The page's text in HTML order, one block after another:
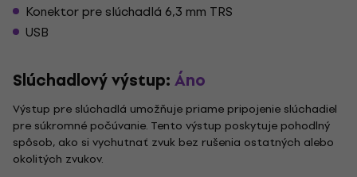
Konektor pre slúchadlá 6,3 mm TRS
USB
Slúchadlový výstup:Áno
Výstup pre slúchadlá umožňuje priame pripojenie slúchadiel
pre súkromné počúvanie. Tento výstup poskytuje pohodlný
spôsob, ako si vychutnať zvuk bez rušenia ostatných alebo
okolitých zvukov.